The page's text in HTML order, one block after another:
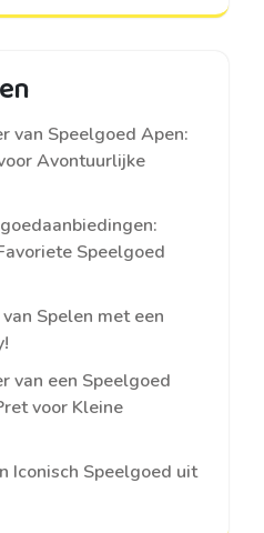
van Speelgoed Apen:
Avontuurlijke
Speelgoed
Spelen met een
van een Speelgoed
voor Kleine
Iconisch Speelgoed uit